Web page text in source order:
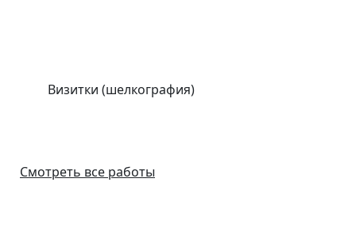
Визитки (шелкография)
Смотреть все работы